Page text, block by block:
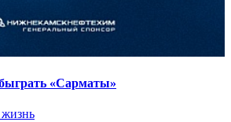
«Сарматы»